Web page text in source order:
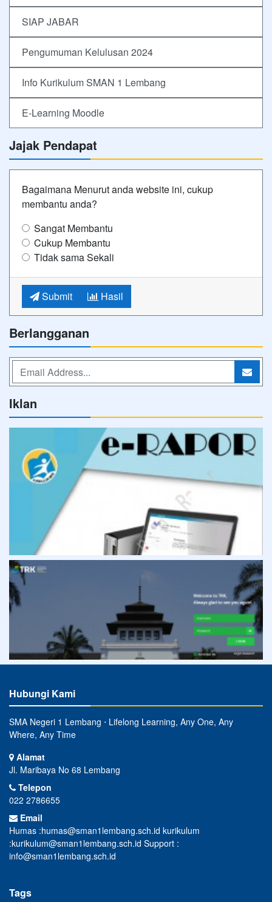
SIAP JABAR
Pengumuman Kelulusan 2024
Info Kurikulum SMAN 1 Lembang
E-Learning Moodle
Jajak Pendapat
Bagaimana Menurut anda website ini, cukup
membantu anda?
Sangat Membantu
Cukup Membantu
Tidak sama Sekali
Submit Hasil
Berlangganan
Iklan
Hubungi Kami
SMA Negeri 1 Lembang ⋅ Lifelong Learning, Any One, Any
Where, Any Time
Alamat
Jl. Maribaya No 68 Lembang
Telepon
022 2786655
Email
Humas :humas@sman1lembang.sch.id kurikulum
:kurikulum@sman1lembang.sch.id Support :
info@sman1lembang.sch.id
Tags